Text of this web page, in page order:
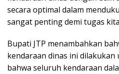
secara optimal dalam
sangat penting demi tugas
Bupati JTP menambahkan
kendaraan dinas ini
bahwa seluruh kendaraan